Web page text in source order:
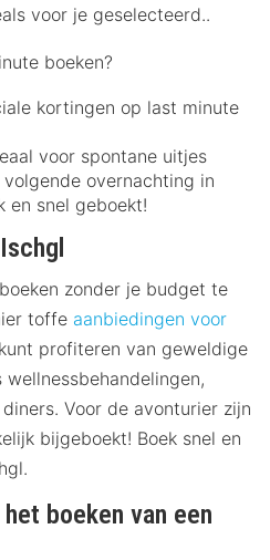
voor je geselecteerd..
boeken?
kortingen op last minute
voor spontane uitjes
overnachting in
en snel geboekt!
zonder je budget te
toffe aanbiedingen voor
profiteren van geweldige
wellnessbehandelingen,
Voor de avonturier zijn
bijgeboekt! Boek snel en
boeken van een